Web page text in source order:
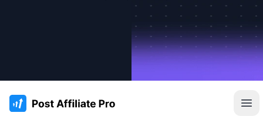
:site.title